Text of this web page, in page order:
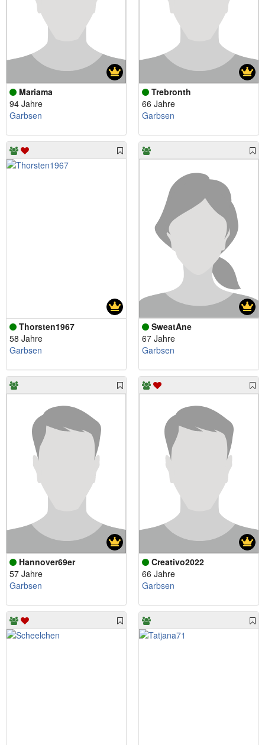
Mariama
94 Jahre
Garbsen
Trebronth
66 Jahre
Garbsen
Thorsten1967
58 Jahre
Garbsen
SweatAne
67 Jahre
Garbsen
Hannover69er
57 Jahre
Garbsen
Creativo2022
66 Jahre
Garbsen